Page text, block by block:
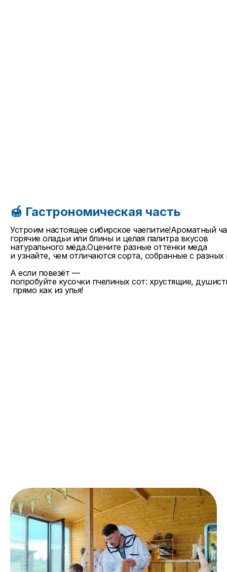
🍯 Гастрономическая часть
Устроим настоящее сибирское чаепитие!Ароматный
горячие оладьи или блины и целая палитра вкусов
натурального мёда.Оцените разные оттенки меда
и узнайте, чем отличаются сорта, собранные с
А если повезёт —
попробуйте кусочки пчелиных сот: хрустящие,
прямо как из улья!